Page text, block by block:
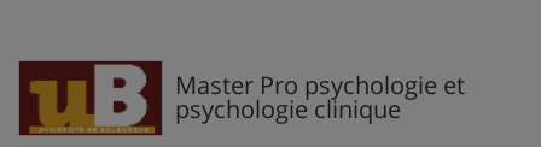
Master Pro psychologie et
psychologie clinique